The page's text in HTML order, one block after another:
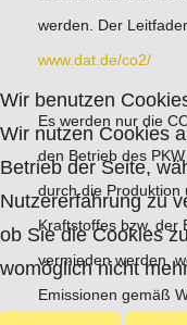
werden. Der
www.dat.de/co2/
Es werden nur die
den Betrieb des
durch die Produktion
Kraftstoffes bzw. der
vermieden werden,
Emissionen gemäß
Wir benutzen
Wir nutzen Cookies
Betrieb der Seite,
Nutzererfahrung zu
ob Sie die Cookies
womöglich nicht